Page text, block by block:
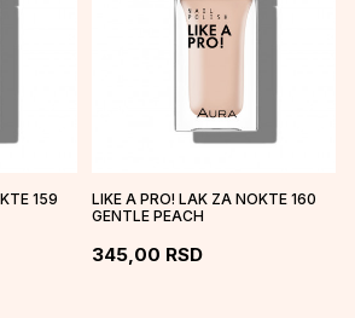
159
LIKE A PRO! LAK ZA NOKTE 160
GENTLE PEACH
345,00 RSD